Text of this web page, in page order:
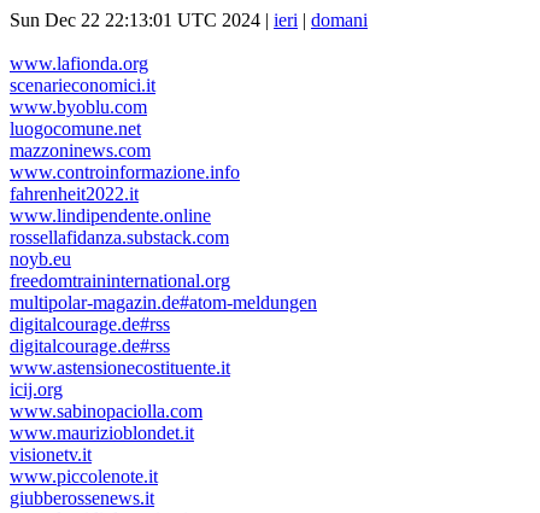
Sun Dec 22 22:13:01 UTC 2024 | ieri | domani
www.lafionda.org
scenarieconomici.it
www.byoblu.com
luogocomune.net
mazzoninews.com
www.controinformazione.info
fahrenheit2022.it
www.lindipendente.online
rossellafidanza.substack.com
noyb.eu
freedomtraininternational.org
multipolar-magazin.de#atom-meldungen
digitalcourage.de#rss
digitalcourage.de#rss
www.astensionecostituente.it
icij.org
www.sabinopaciolla.com
www.maurizioblondet.it
visionetv.it
www.piccolenote.it
giubberossenews.it